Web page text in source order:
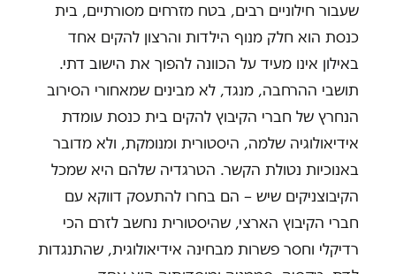
שעבור חילוניים רבים, בטח מזרחים מסורתיים, בית
כנסת הוא חלק מנוף הילדות והרצון להקים אחד
באילון אינו מעיד על הכוונה להפוך את הישוב דתי.
תושבי ההרחבה, מנגד, לא מבינים שמאחורי הסירוב
הנחרץ של חברי הקיבוץ להקים בית כנסת עומדת
אידיאולוגיה שלמה, היסטורית ומנומקת, ולא מדובר
באנוכיות נטולת הקשר. הטרגדיה שלהם היא שמכל
הקיבוצניקים שיש – הם בחרו להתעסק דווקא עם
חברי הקיבוץ הארצי, שהיסטורית נחשב לזרם הכי
רדיקלי וחסר פשרות מבחינה אידיאולוגית, שהתנגדות